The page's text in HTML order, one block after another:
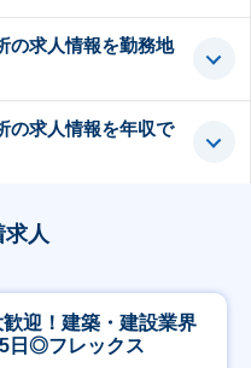
の求人情報を勤務地
の求人情報を年収で
求人
歓迎！建築・建設業界
日◎フレックス